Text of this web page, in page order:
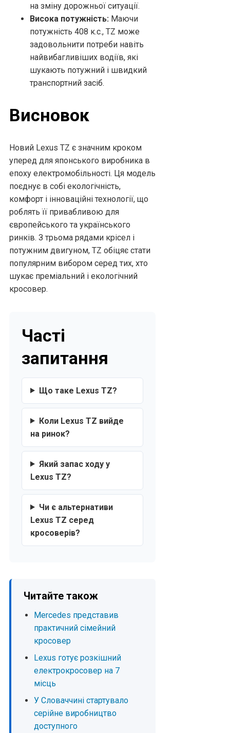
на зміну дорожньої ситуації.
Висока потужність: Маючи
потужність 408 к.с., TZ може
задовольнити потреби навіть
найвибагливіших водіїв, які
шукають потужний і швидкий
транспортний засіб.
Висновок
Новий Lexus TZ є значним кроком
уперед для японського виробника в
епоху електромобільності. Ця модель
поєднує в собі екологічність,
комфорт і інноваційні технології, що
роблять її привабливою для
європейського та українського
ринків. З трьома рядами крісел і
потужним двигуном, TZ обіцяє стати
популярним вибором серед тих, хто
шукає преміальний і екологічний
кросовер.
Часті
запитання
Що таке Lexus TZ?
Коли Lexus TZ вийде
на ринок?
Який запас ходу у
Lexus TZ?
Чи є альтернативи
Lexus TZ серед
кросоверів?
Читайте також
Mercedes представив
практичний сімейний
кросовер
Lexus готує розкішний
електрокросовер на 7
місць
У Словаччині стартувало
серійне виробництво
доступного